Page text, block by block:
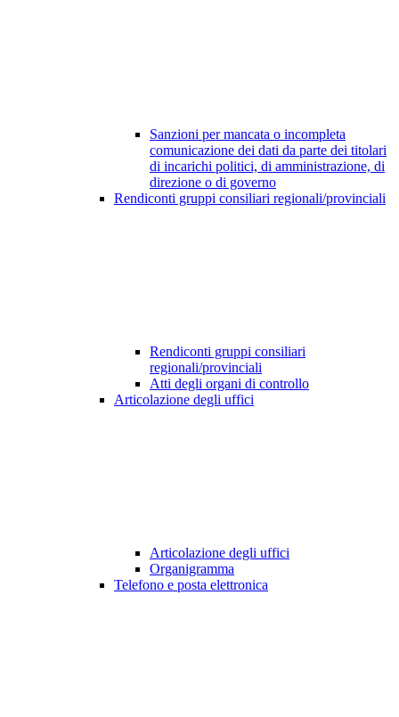
Sanzioni per mancata o incompleta
comunicazione dei dati da parte dei titolari
di incarichi politici, di amministrazione, di
direzione o di governo
Rendiconti gruppi consiliari regionali/provinciali
Rendiconti gruppi consiliari
regionali/provinciali
Atti degli organi di controllo
Articolazione degli uffici
Articolazione degli uffici
Organigramma
Telefono e posta elettronica